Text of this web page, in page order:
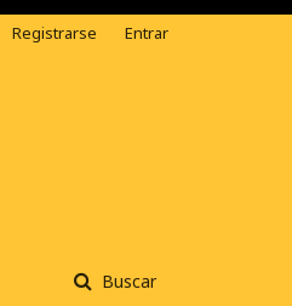
Buscar
Registrarse Entrar